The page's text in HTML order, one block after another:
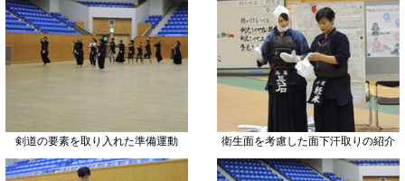
剣道の要素を取り入れた準備運動 衛生面を考慮した面下汗取りの紹介